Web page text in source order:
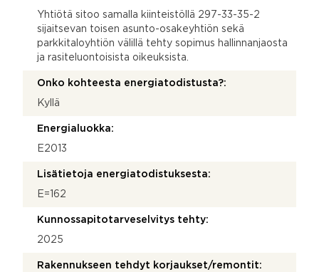
Yhtiötä sitoo samalla kiinteistöllä 297-33-35-2
sijaitsevan toisen asunto-osakeyhtiön sekä
parkkitaloyhtiön välillä tehty sopimus hallinnanjaosta
ja rasiteluontoisista oikeuksista.
Onko kohteesta energiatodistusta?:
Kyllä
Energialuokka:
E2013
Lisätietoja energiatodistuksesta:
E=162
Kunnossapitotarveselvitys tehty:
2025
Rakennukseen tehdyt korjaukset/remontit: